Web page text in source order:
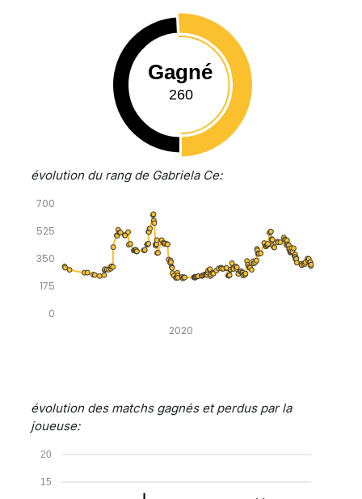
Gagné
260
évolution du rang de Gabriela Ce:
0
175
350
525
700
2020
évolution des matchs gagnés et perdus par la
joueuse:
15
20